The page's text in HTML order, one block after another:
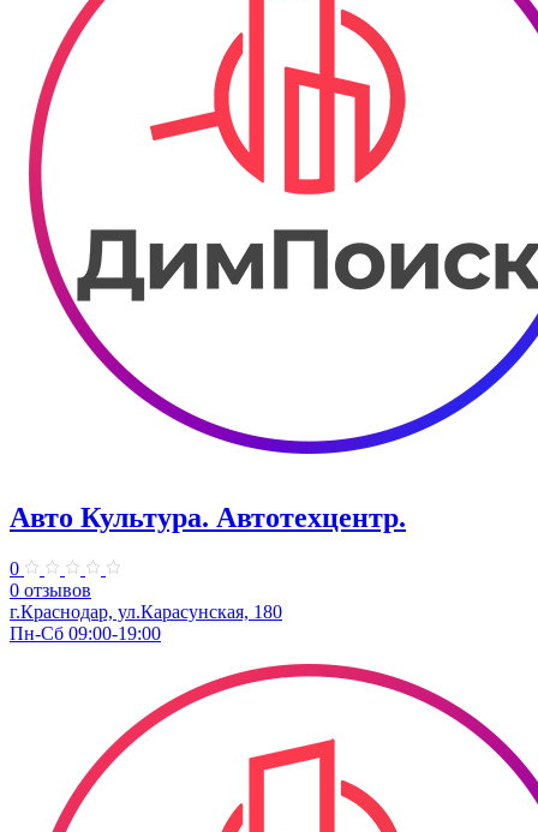
Авто Культура. ​Автотехцентр.
0
0 отзывов
​г.Краснодар, ул.Карасунская, 180
Пн-Сб 09:00-19:00